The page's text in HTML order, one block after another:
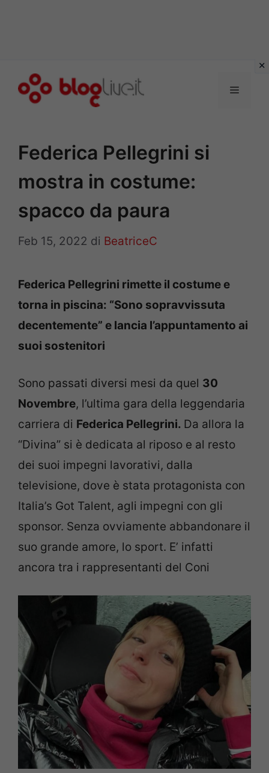
Menu
Federica Pellegrini si
mostra in costume:
spacco da paura
Feb 15, 2022 di BeatriceC
Federica Pellegrini rimette il costume e
torna in piscina: “Sono sopravvissuta
decentemente” e lancia l’appuntamento ai
suoi sostenitori
Sono passati diversi mesi da quel 30
Novembre, l’ultima gara della leggendaria
carriera di Federica Pellegrini. Da allora la
“Divina” si è dedicata al riposo e al resto
dei suoi impegni lavorativi, dalla
televisione, dove è stata protagonista con
Italia’s Got Talent, agli impegni con gli
sponsor. Senza ovviamente abbandonare il
suo grande amore, lo sport. E’ infatti
ancora tra i rappresentanti del Coni